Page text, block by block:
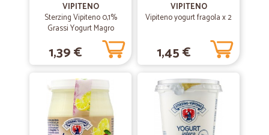
Servizio ottimo
Servizio rapido sia per la preparazione dell’ordine che per la
consegna. Consigliato vivamente
09/07/2020
—Roberto M.
Ok conferma
Ok conferma quello che dice
VIPITENO
Sterzing Vipiteno 0,1%
Grassi Yogurt Magro
all'Arancia Carota Zenzero
2 x 125 g
1,39 €
VIPITENO
Vipiteno yogurt fragola x 2
1,45 €